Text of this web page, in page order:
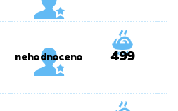
nehodnoceno 499